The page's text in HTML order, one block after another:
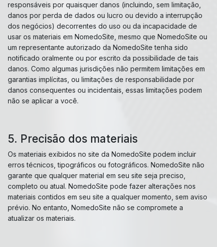
responsáveis ​​por quaisquer danos (incluindo, sem limitação,
danos por perda de dados ou lucro ou devido a interrupção
dos negócios) decorrentes do uso ou da incapacidade de
usar os materiais em NomedoSite, mesmo que NomedoSite ou
um representante autorizado da NomedoSite tenha sido
notificado oralmente ou por escrito da possibilidade de tais
danos. Como algumas jurisdições não permitem limitações em
garantias implícitas, ou limitações de responsabilidade por
danos consequentes ou incidentais, essas limitações podem
não se aplicar a você.
5. Precisão dos materiais
Os materiais exibidos no site da NomedoSite podem incluir
erros técnicos, tipográficos ou fotográficos. NomedoSite não
garante que qualquer material em seu site seja preciso,
completo ou atual. NomedoSite pode fazer alterações nos
materiais contidos em seu site a qualquer momento, sem aviso
prévio. No entanto, NomedoSite não se compromete a
atualizar os materiais.